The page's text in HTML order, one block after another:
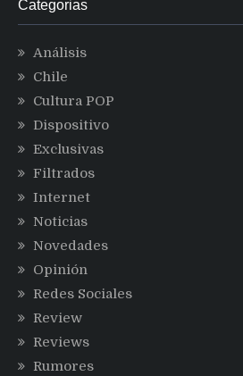
Categorias
Análisis
Chile
Cultura POP
Dispositivo
Exclusivas
Filtrados
Internet
Noticias
Novedades
Opinión
Redes Sociales
Review
Reviews
Rumores